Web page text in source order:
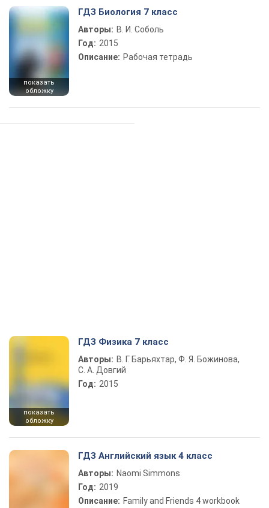
показать
обложку
ГДЗ Биология 7 класс
Авторы: В. И. Соболь
Год: 2015
Описание: Рабочая тетрадь
показать
обложку
ГДЗ Физика 7 класс
Авторы: В. Г. Барьяхтар, Ф. Я. Божинова,
С. А. Довгий
Год: 2015
ГДЗ Английский язык 4 класс
Авторы: Naomi Simmons
Год: 2019
Описание: Family and Friends 4 workbook